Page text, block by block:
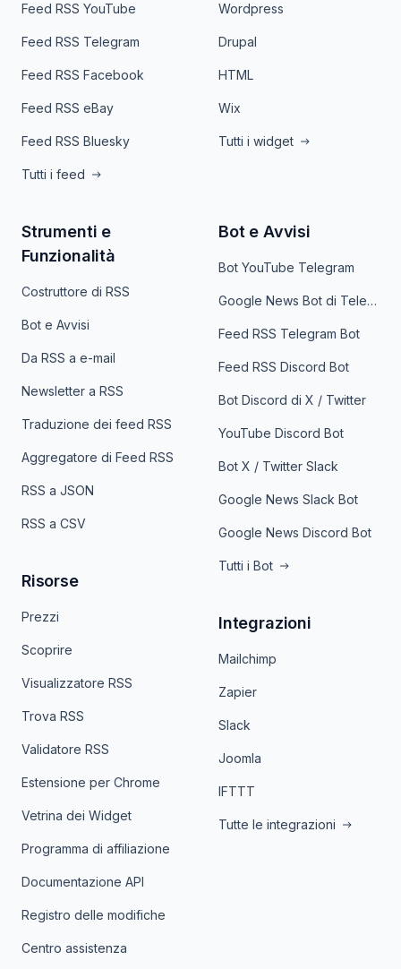
Feed RSS YouTube
Feed RSS Telegram
Feed RSS Facebook
Feed RSS eBay
Feed RSS Bluesky
Tutti i feed
Wordpress
Drupal
HTML
Wix
Tutti i widget
Strumenti e
Funzionalità
Costruttore di RSS
Bot e Avvisi
Da RSS a e-mail
Newsletter a RSS
Traduzione dei feed RSS
Aggregatore di Feed RSS
RSS a JSON
RSS a CSV
Risorse
Prezzi
Scoprire
Visualizzatore RSS
Trova RSS
Validatore RSS
Estensione per Chrome
Vetrina dei Widget
Programma di affiliazione
Documentazione API
Registro delle modifiche
Centro assistenza
Bot e Avvisi
Bot YouTube Telegram
Google News Bot di Telegram
Feed RSS Telegram Bot
Feed RSS Discord Bot
Bot Discord di X / Twitter
YouTube Discord Bot
Bot X / Twitter Slack
Google News Slack Bot
Google News Discord Bot
Tutti i Bot
Integrazioni
Mailchimp
Zapier
Slack
Joomla
IFTTT
Tutte le integrazioni